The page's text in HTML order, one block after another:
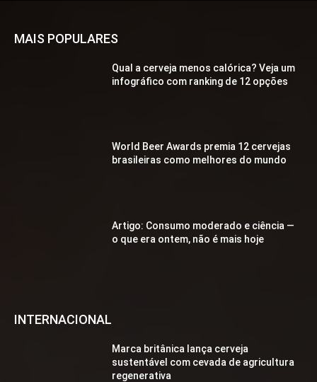
MAIS POPULARES
Qual a cerveja menos calórica? Veja um
infográfico com ranking de 12 opções
World Beer Awards premia 12 cervejas
brasileiras como melhores do mundo
Artigo: Consumo moderado e ciência —
o que era ontem, não é mais hoje
INTERNACIONAL
Marca britânica lança cerveja
sustentável com cevada de agricultura
regenerativa